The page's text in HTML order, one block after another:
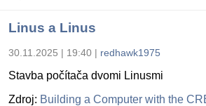
Linus a Linus
30.11.2025 | 19:40 | redhawk1975
Stavba počítača dvomi Linusmi
Zdroj: Building a Computer with the